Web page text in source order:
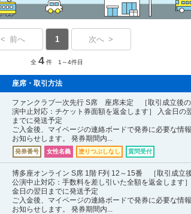
< 前へ 1 次へ >
全 4 件 1～4件目
座席・取引方法
ファンクラブ一次先行 S席 座席未定 ［取引成立後
演中止対応：チケット券面額を返金します］ 入金日の
までに発送予定
ご入金後、マイページの連絡ボードで発券に必要な情
お知らせします。 発券期間内...
発券番号 女性名義 塗りつぶしなし 質問受付
博多座オンライン S席 1階 F列 12～15番 ［取引成立
公演中止対応：手数料を差し引いた全額を返金します
金日の翌日までに発送予定
ご入金後、マイページの連絡ボードで発券に必要な情
お知らせします。 発券期間内...